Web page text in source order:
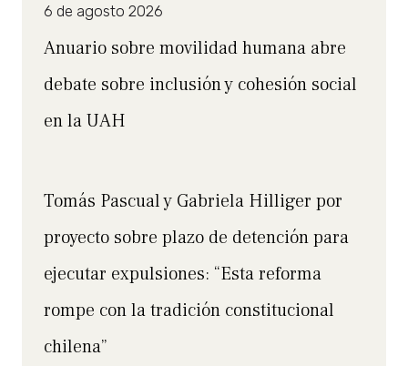
6 de agosto 2026
Anuario sobre movilidad humana abre
debate sobre inclusión y cohesión social
en la UAH
Tomás Pascual y Gabriela Hilliger por
proyecto sobre plazo de detención para
ejecutar expulsiones: “Esta reforma
rompe con la tradición constitucional
chilena”